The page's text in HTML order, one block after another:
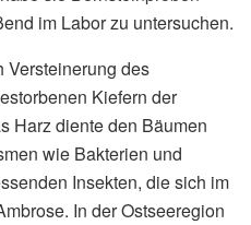
im Labor zu untersuchen.
Versteinerung des
Kiefern der
Harz diente den Bäumen
wie Bakterien und
Insekten, die sich im
In der Ostseeregion